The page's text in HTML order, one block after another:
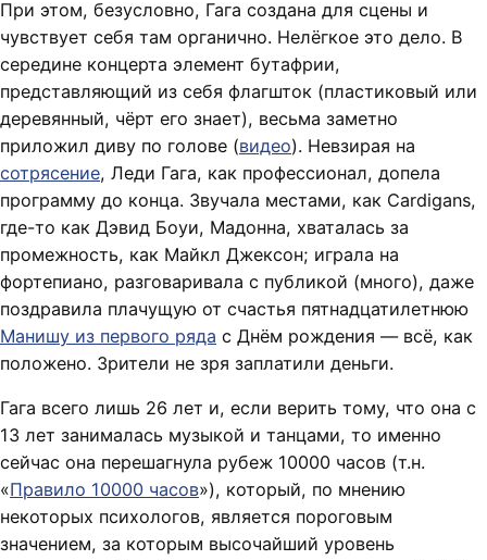
При этом, безусловно, Гага создана для сцены и
чувствует себя там органично. Нелёгкое это дело. В
середине концерта элемент бутафрии,
представляющий из себя флагшток (пластиковый или
деревянный, чёрт его знает), весьма заметно
приложил диву по голове (видео). Невзирая на
сотрясение, Леди Гага, как профессионал, допела
программу до конца. Звучала местами, как Cardigans,
где-то как Дэвид Боуи, Мадонна, хваталась за
промежность, как Майкл Джексон; играла на
фортепиано, разговаривала с публикой (много), даже
поздравила плачущую от счастья пятнадцатилетнюю
Манишу из первого ряда с Днём рождения — всё, как
положено. Зрители не зря заплатили деньги.
Гага всего лишь 26 лет и, если верить тому, что она с
13 лет занималась музыкой и танцами, то именно
сейчас она перешагнула рубеж 10000 часов (т.н.
«Правило 10000 часов»), который, по мнению
некоторых психологов, является пороговым
значением, за которым высочайший уровень